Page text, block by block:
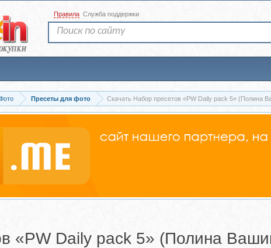
Правила Служба поддержки
Пресеты для фото Скачать Набор пресетов «PW Daily pack 5» (Полина
«PW Daily pack 5» (Полина